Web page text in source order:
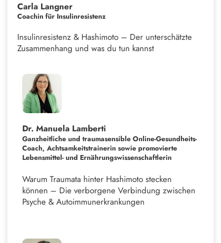
Carla Langner
Coachin für Insulinresistenz
Insulinresistenz & Hashimoto – Der unterschätzte
Zusammenhang und was du tun kannst
Dr. Manuela Lamberti
Ganzheitliche und traumasensible Online-Gesundheits-
Coach, Achtsamkeitstrainerin sowie promovierte
Lebensmittel- und Ernährungswissenschaftlerin
Warum Traumata hinter Hashimoto stecken
können – Die verborgene Verbindung zwischen
Psyche & Autoimmunerkrankungen